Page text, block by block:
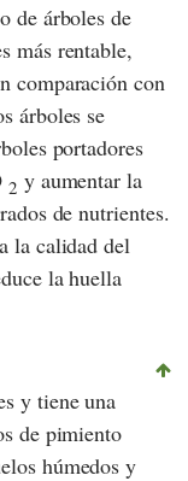
de árboles de
más rentable,
comparación con
árboles se
portadores
2 y aumentar la
de nutrientes.
la calidad del
la huella
y tiene una
de pimiento
húmedos y